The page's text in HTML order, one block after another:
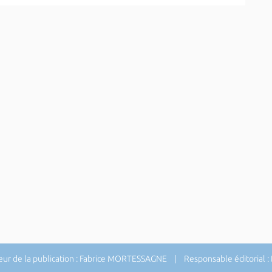
de la publication : Fabrice MORTESSAGNE | Responsable éditorial :